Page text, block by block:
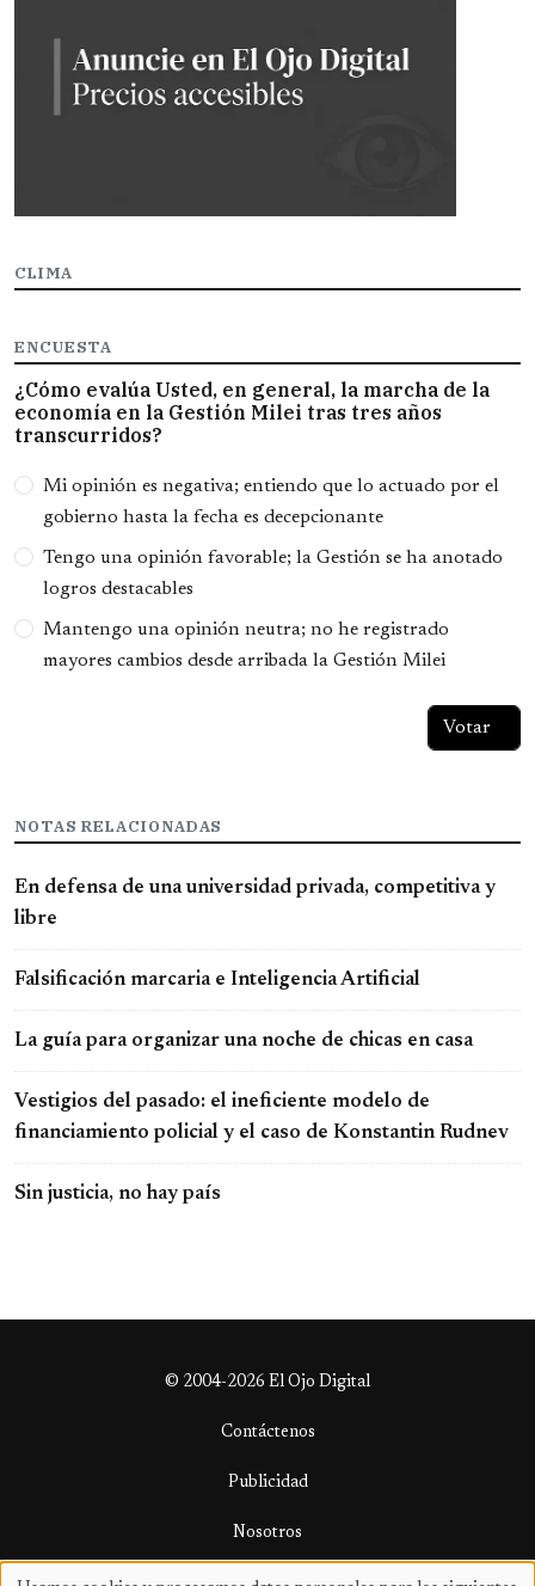
CLIMA
ENCUESTA
¿Cómo evalúa Usted, en general, la marcha de la
economía en la Gestión Milei tras tres años
transcurridos?
Opciones
Mi opinión es negativa; entiendo que lo actuado por el
gobierno hasta la fecha es decepcionante
Tengo una opinión favorable; la Gestión se ha anotado
logros destacables
Mantengo una opinión neutra; no he registrado
mayores cambios desde arribada la Gestión Milei
NOTAS RELACIONADAS
En defensa de una universidad privada, competitiva y
libre
Falsificación marcaria e Inteligencia Artificial
La guía para organizar una noche de chicas en casa
Vestigios del pasado: el ineficiente modelo de
financiamiento policial y el caso de Konstantin Rudnev
Sin justicia, no hay país
© 2004-2026 El Ojo Digital
Contáctenos
Publicidad
Nosotros